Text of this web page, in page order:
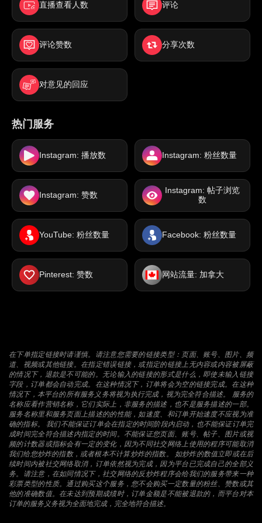
直播查看人数 评论
评论赞数 分享次数
对意见的回应
热门服务
Instagram: 播放数 Instagram: 粉丝数量
Instagram: 赞数
Instagram: 帖子浏览
数
YouTube: 粉丝数量 Facebook: 粉丝数量
Pinterest: 赞数 网站流量: 加拿大
在下单指定链接时请谨慎。请注意您需要的链接类型：页面、账号、图片、频
道、视频或其他链接。在指定错误链接，或指定的链接上无内容或内容被屏蔽
的情况下，退款是不可能的。无论输入的链接的形式是什么，即使未输入链接
字段，订单都会自动完成。在这种情况下，订单将会为空的链接完成。在这种
情况下，本平台的所有服务义务将视为执行完成，视为完全符合描述。 服务的
名称应看作营销名称，它们实际上，非服务的描述，也不是服务描述的一部。
服务名称里和服务页面上描述的的性能，如速度、和订单开始速度不应视为准
确的指标。 我们不能保证订单会在指定的时间阶段内启动，也不能保证订单完
成时间完全符合描述内指定的时间。不能保证您页面、账号、帖子、图片或视
频的计数器或指标会有一定的变化，因为不同社交网络上使用的程序可能取消
我们给您炒炸的指数，或者根本不计算炒炸的指数。 如炒炸的数值立即或在后
续时间内被社交网络取消，订单依然视为完成，因为平台已完成自己的全部义
务。请注意，在如同情况下，社交网络的反炒炸程序会给我们的服务带来一种
彩票类型的性质。通过购买这个服务，您不会购买一定数量的粉丝、赞数或其
他的准确数值。在未达到预期成绩时，订单金额是不能被退款的，而平台对本
订单的服务义务视为全面地完成，完全地符合描述。